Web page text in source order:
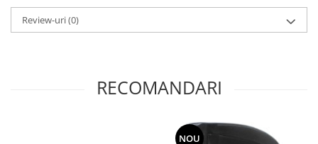
Review-uri(0)
RECOMANDARI
NOU